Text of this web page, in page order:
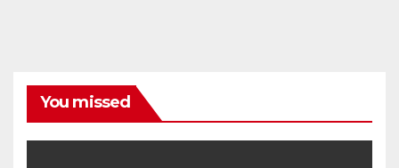
You missed